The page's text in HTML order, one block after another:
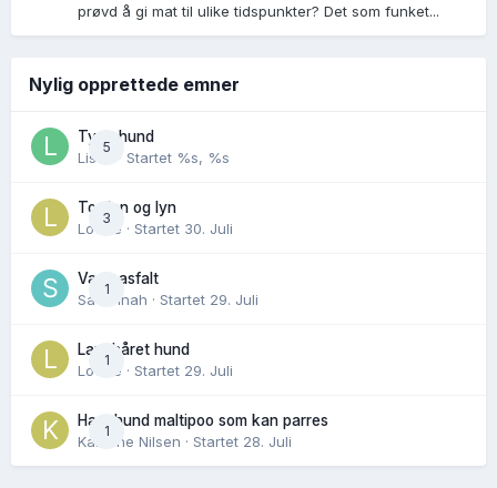
prøvd å gi mat til ulike tidspunkter? Det som funket...
Nylig opprettede emner
5
Tynn hund
Lisen
· Startet %s, %s
3
Torden og lyn
Lovise · Startet 30. Juli
1
Varm asfalt
Savannah · Startet 29. Juli
1
Langhåret hund
Lovise · Startet 29. Juli
1
Hannhund maltipoo som kan parres
Karoline Nilsen · Startet 28. Juli